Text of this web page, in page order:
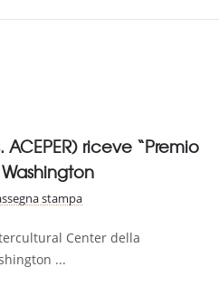
riceve “Premio
stampa
Center della
...